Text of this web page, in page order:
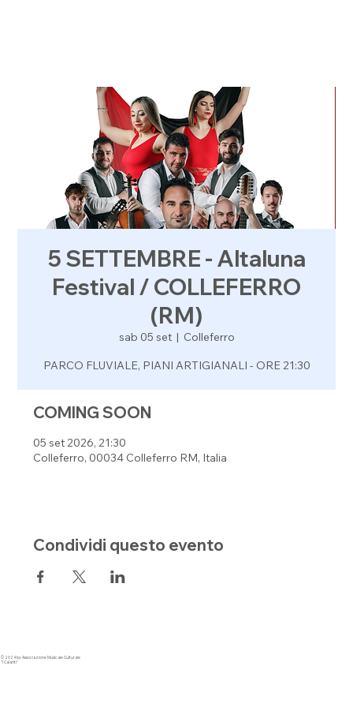
5 SETTEMBRE - Altaluna
Festival / COLLEFERRO
(RM)
sab 05 set
  |
Colleferro
PARCO FLUVIALE, PIANI ARTIGIANALI - ORE 21:30
COMING SOON
05 set 2026, 21:30
Colleferro, 00034 Colleferro RM, Italia
Condividi questo evento
© 2024 by Associazione Musicale Culturale
"I Calanti"